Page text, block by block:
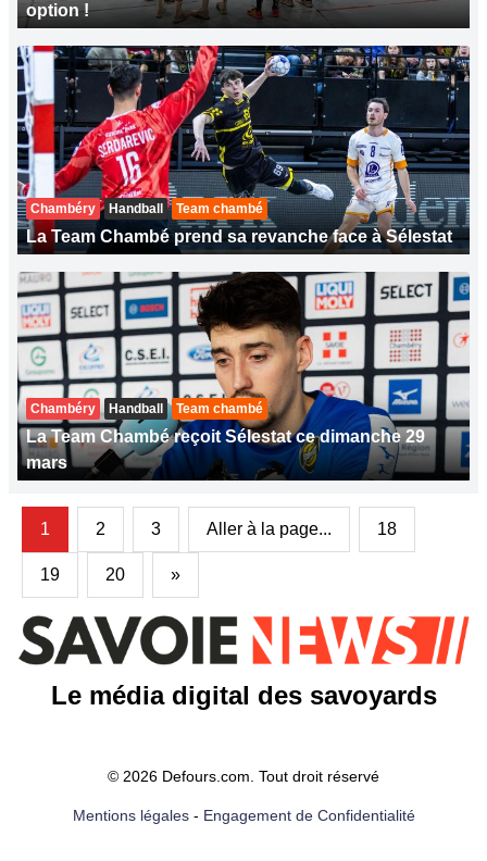
option !
Chambéry Handball Team chambé
La Team Chambé prend sa revanche face à Sélestat
Chambéry Handball Team chambé
La Team Chambé reçoit Sélestat ce dimanche 29
mars
1 2 3 Aller à la page... 18
19 20 »
Le média digital des savoyards
© 2026 Defours.com. Tout droit réservé
Mentions légales- Engagement de Confidentialité